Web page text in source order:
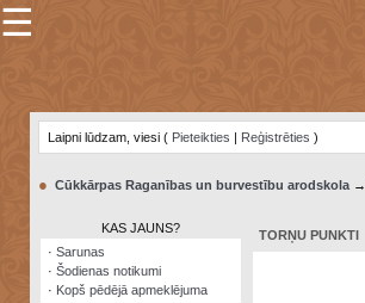
×
Šodienas
notikumi
☰
Laipni lūdzam, viesi ( Pieteikties | Reģistrēties )
● Cūkkārpas Raganības un burvestību arodskola→
KAS JAUNS?
· Sarunas
· Šodienas notikumi
· Kopš pēdējā apmeklējuma
TORŅU PUNKTI